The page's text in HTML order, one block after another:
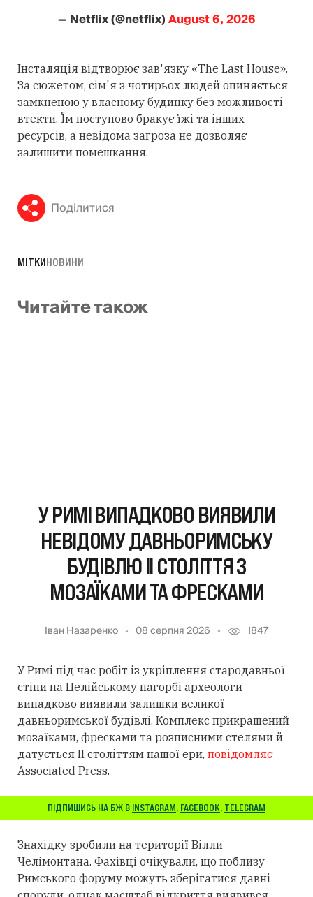
— Netflix (@netflix)August 6, 2026
Інсталяція відтворює зав'язку «The Last House».
За сюжетом, сім'я з чотирьох людей опиняється
замкненою у власному будинку без можливості
втекти. Їм поступово бракує їжі та інших
ресурсів, а невідома загроза не дозволяє
залишити помешкання.
Поділитися
МІТКИНОВИНИ
Читайте також
У РИМІ ВИПАДКОВО ВИЯВИЛИ
НЕВІДОМУ ДАВНЬОРИМСЬКУ
БУДІВЛЮ II СТОЛІТТЯ З
МОЗАЇКАМИ ТА ФРЕСКАМИ
Іван Назаренко 08 серпня 2026 1847
У Римі під час робіт із укріплення стародавньої
стіни на Целійському пагорбі археологи
випадково виявили залишки великої
давньоримської будівлі. Комплекс прикрашений
мозаїками, фресками та розписними стелями й
датується II століттям нашої ери, повідомляє
Associated Press.
ПІДПИШИСЬ НА БЖ В INSTAGRAM, FACEBOOK, TELEGRAM
Знахідку зробили на території Вілли
Челімонтана. Фахівці очікували, що поблизу
Римського форуму можуть зберігатися давні